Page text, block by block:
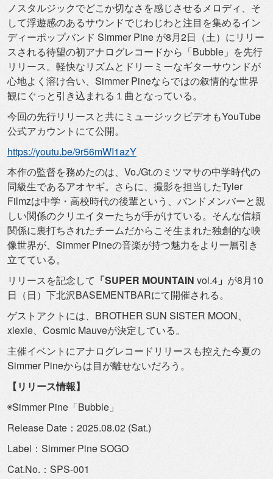
ノスタルジックでどこか切なさを感じさせるメロディ、 そ
して浮遊感のあるサウンドでじわじわと注目を集めるイン
ディーポップバンド Simmer Pine が8月2日（土） にリリー
スされる待望の初アナログレコードから「Bubble」 を先行
リリース。 軽快なリズムとドリーミーなギターサウンドが
心地よく溶け合い、 Simmer Pineならではの叙情的な世界
観にぐっと引き込まれる１曲となっている。
今回の先行リリースと共にミュージックビデオもYouTube
公式アカウントにて公開。
https://youtu.be/9r56mWI1azY
本作の監督を務めたのは、Vo./Gt.のミツマサの中学時代の
同級生であるアオヤギ。さらに、 撮影を担当したTyler
Filmzは中学・高校時代の後輩という、 バンドメンバーと親
しい関係のクリエイターたちが手がけている。 そんな信頼
関係に裏打ちされたチームだからこそ生まれた独創的な映
像世界が、Simmer Pineの音楽が持つ魅力をより一層引き
立てている。
リリースを記念して 「SUPER MOUNTAIN vol.4 」 が8月10
日（日） 下北沢BASEMENTBARにて開催される。
ゲストアクトには、BROTHER SUN SISTER MOON、
xiexie、Cosmic Mauveが決定している。
主催イベントにアナログレコードリリースも控えた今夏の
Simmer Pineからは目が離せないだろう。
【リリース情報】
◉Simmer Pine「Bubble」
Release Date：2025.08.02 (Sat.)
Label：Simmer Pine SOGO
Cat.No.：SPS-001